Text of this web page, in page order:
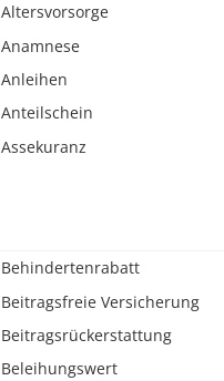
Altersvorsorge
Anamnese
Anleihen
Anteilschein
Assekuranz
Behindertenrabatt
Beitragsfreie Versicherung
Beitragsrückerstattung
Beleihungswert